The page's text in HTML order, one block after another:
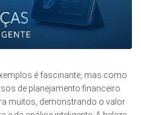
é fascinante, mas como
de planejamento financeiro
muitos, demonstrando o valor